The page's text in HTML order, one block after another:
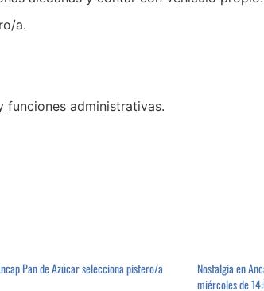
a.
funciones administrativas.
Pan de Azúcar selecciona pistero/a
Nostalgia en
miércoles de